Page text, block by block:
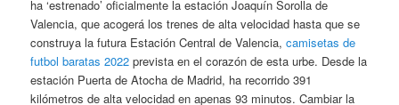
ha ‘estrenado’ oficialmente la estación Joaquín Sorolla de
Valencia, que acogerá los trenes de alta velocidad hasta que se
construya la futura Estación Central de Valencia,camisetas de
futbol baratas 2022 prevista en el corazón de esta urbe. Desde la
estación Puerta de Atocha de Madrid, ha recorrido 391
kilómetros de alta velocidad en apenas 93 minutos. Cambiar la